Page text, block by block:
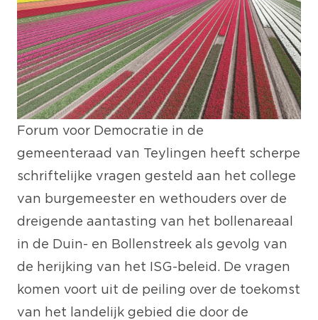
Forum voor Democratie in de
gemeenteraad van Teylingen heeft scherpe
schriftelijke vragen gesteld aan het college
van burgemeester en wethouders over de
dreigende aantasting van het bollenareaal
in de Duin- en Bollenstreek als gevolg van
de herijking van het ISG-beleid. De vragen
komen voort uit de peiling over de toekomst
van het landelijk gebied die door de